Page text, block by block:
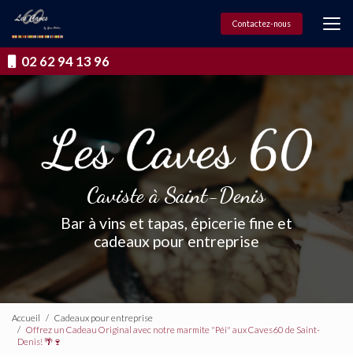
contenu
principal
02 62 94 13 96
Contactez-nous
Caviste à Saint-Denis
Bar à vins et tapas, épicerie fine et
cadeaux pour entreprise
Accueil
Cadeaux pour entreprise
Offrez un Cadeau Original avec notre marmite "Péi" aux Caves60 de Saint-
Denis! 🌴🍷